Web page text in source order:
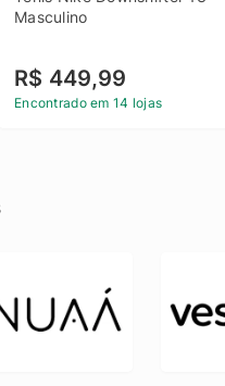
Masculino
R$ 449,99
Encontrado em 14 lojas